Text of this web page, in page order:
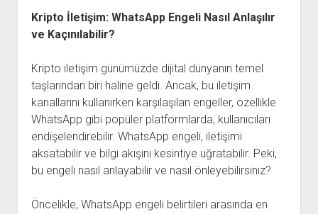
Kripto İletişim: WhatsApp Engeli Nasıl Anlaşılır
ve Kaçınılabilir?
Kripto iletişim günümüzde dijital dünyanın temel
taşlarından biri haline geldi. Ancak, bu iletişim
kanallarını kullanırken karşılaşılan engeller, özellikle
WhatsApp gibi popüler platformlarda, kullanıcıları
endişelendirebilir. WhatsApp engeli, iletişimi
aksatabilir ve bilgi akışını kesintiye uğratabilir. Peki,
bu engeli nasıl anlayabilir ve nasıl önleyebilirsiniz?
Öncelikle, WhatsApp engeli belirtileri arasında en